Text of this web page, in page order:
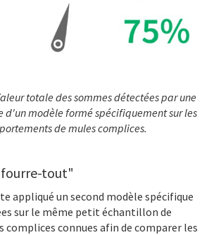
totale des sommes détectées par une
modèle formé spécifiquement sur les
de mules complices.
tout"
appliqué un second modèle spécifique
sur le même petit échantillon de
complices connues afin de comparer les